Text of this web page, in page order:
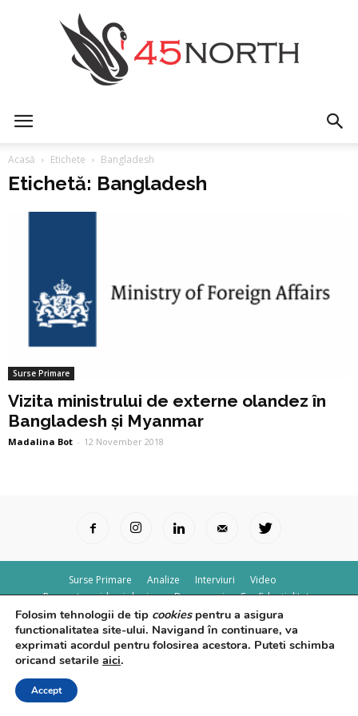
Acasă Etichete Bangladesh
Etichetă: Bangladesh
Surse Primare
Vizita ministrului de externe olandez în
Bangladesh și Myanmar
Madalina Bot - 12 November 2018
Surse Primare Analize Interviuri
Video
Rapoarte epidemiologice
Despre noi Confidențialitate
© Powered by Control F5
Folosim tehnologii de tip cookiespentru a asigura
functionalitatea site-ului. Navigand în continuare, va
exprimati acordul pentru folosirea acestora. Puteti schimba
oricand setarile aici.
Accept